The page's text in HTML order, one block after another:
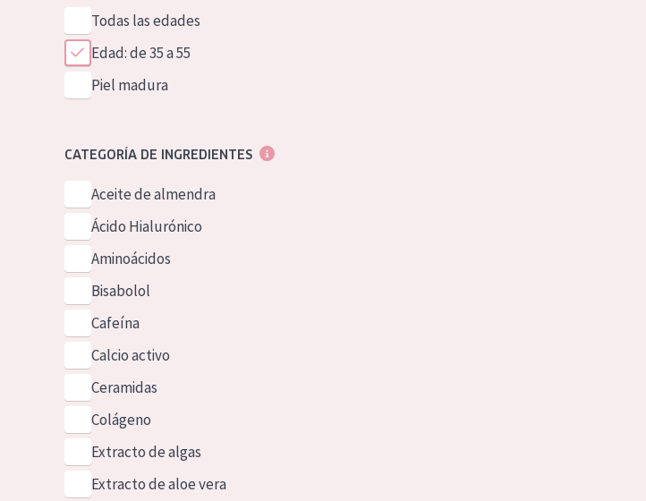
Todas las edades
Edad: de 35 a 55
Piel madura
CATEGORÍA DE INGREDIENTES
Aceite de almendra
Ácido Hialurónico
Aminoácidos
Bisabolol
Cafeína
Calcio activo
Ceramidas
Colágeno
Extracto de algas
Extracto de aloe vera